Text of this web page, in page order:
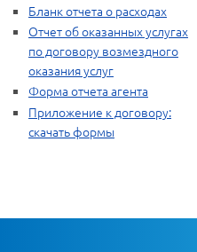
Бланк отчета о расходах
Отчет об оказанных услугах
по договору возмездного
оказания услуг
Форма отчета агента
Приложение к договору:
скачать формы